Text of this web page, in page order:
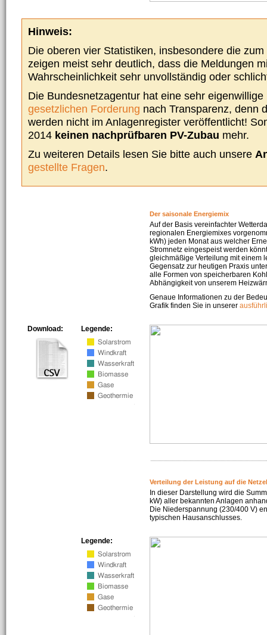
Hinweis:
Die oberen vier Statistiken, insbesondere die
zeigen meist sehr deutlich, dass die Meldungen
Wahrscheinlichkeit sehr unvollständig oder
Die Bundesnetzagentur hat eine sehr
gesetzlichen Forderung nach Transparenz, denn
werden nicht im Anlagenregister veröffentlicht!
2014 keinen nachprüfbaren PV-Zubau mehr.
Zu weiteren Details lesen Sie bitte auch unsere
gestellte Fragen.
Der saisonale Energiemix
Auf der Basis vereinfachter
regionalen Energiemixes
kWh) jeden Monat aus welcher
Stromnetz eingespeist werden
gleichmäßige Verteilung mit einem
Gegensatz zur heutigen Praxis
alle Formen von speicherbaren
Abhängigkeit von unserem
Genaue Informationen zu der
Grafik finden Sie in unserer
Legende:
Download:
Verteilung der Leistung auf die
In dieser Darstellung wird die
kW) aller bekannten Anlagen
Die Niederspannung (230/400 V)
typischen Hausanschlusses.
Legende: